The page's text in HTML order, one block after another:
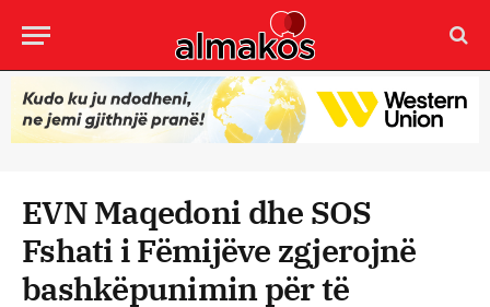
EVN Maqedoni dhe SOS
Fshati i Fëmijëve zgjerojnë
bashkëpunimin për të